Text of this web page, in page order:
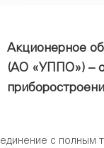
Акционерное
(АО «УППО») –
с полным